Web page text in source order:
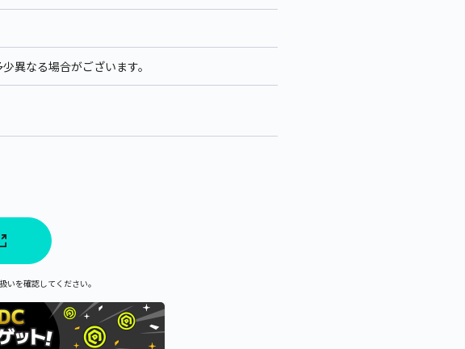
なる場合がございます。
を確認してください。